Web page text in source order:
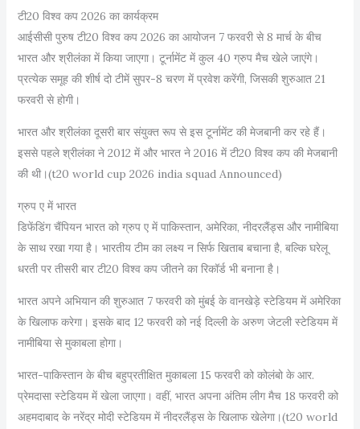
टी20 विश्व कप 2026 का कार्यक्रम
आईसीसी पुरुष टी20 विश्व कप 2026 का आयोजन 7 फरवरी से 8 मार्च के बीच
भारत और श्रीलंका में किया जाएगा। टूर्नामेंट में कुल 40 ग्रुप मैच खेले जाएंगे।
प्रत्येक समूह की शीर्ष दो टीमें सुपर-8 चरण में प्रवेश करेंगी, जिसकी शुरुआत 21
फरवरी से होगी।
भारत और श्रीलंका दूसरी बार संयुक्त रूप से इस टूर्नामेंट की मेजबानी कर रहे हैं।
इससे पहले श्रीलंका ने 2012 में और भारत ने 2016 में टी20 विश्व कप की मेजबानी
की थी।(t20 world cup 2026 india squad Announced)
ग्रुप ए में भारत
डिफेंडिंग चैंपियन भारत को ग्रुप ए में पाकिस्तान, अमेरिका, नीदरलैंड्स और नामीबिया
के साथ रखा गया है। भारतीय टीम का लक्ष्य न सिर्फ खिताब बचाना है, बल्कि घरेलू
धरती पर तीसरी बार टी20 विश्व कप जीतने का रिकॉर्ड भी बनाना है।
भारत अपने अभियान की शुरुआत 7 फरवरी को मुंबई के वानखेड़े स्टेडियम में अमेरिका
के खिलाफ करेगा। इसके बाद 12 फरवरी को नई दिल्ली के अरुण जेटली स्टेडियम में
नामीबिया से मुकाबला होगा।
भारत-पाकिस्तान के बीच बहुप्रतीक्षित मुकाबला 15 फरवरी को कोलंबो के आर.
प्रेमदासा स्टेडियम में खेला जाएगा। वहीं, भारत अपना अंतिम लीग मैच 18 फरवरी को
अहमदाबाद के नरेंद्र मोदी स्टेडियम में नीदरलैंड्स के खिलाफ खेलेगा।(t20 world